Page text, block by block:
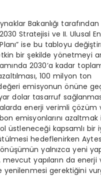
Bakanlığı
Stratejisi ve II. Ulusal
ise bu tabloyu
bir şekilde yönetmeyi
2030’a kadar
100 milyon ton
emisyonun önüne
dolar tasarruf
enerji verimli çözüm
emisyonlarını azaltmak
üstleneceği kapsamlı bir
hedeflenirken Aytes
yalnızca yeni
mevcut yapıların da
yenilenmesi gerektiğini